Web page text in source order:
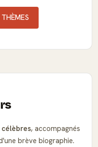
, accompagnés
brève biographie.